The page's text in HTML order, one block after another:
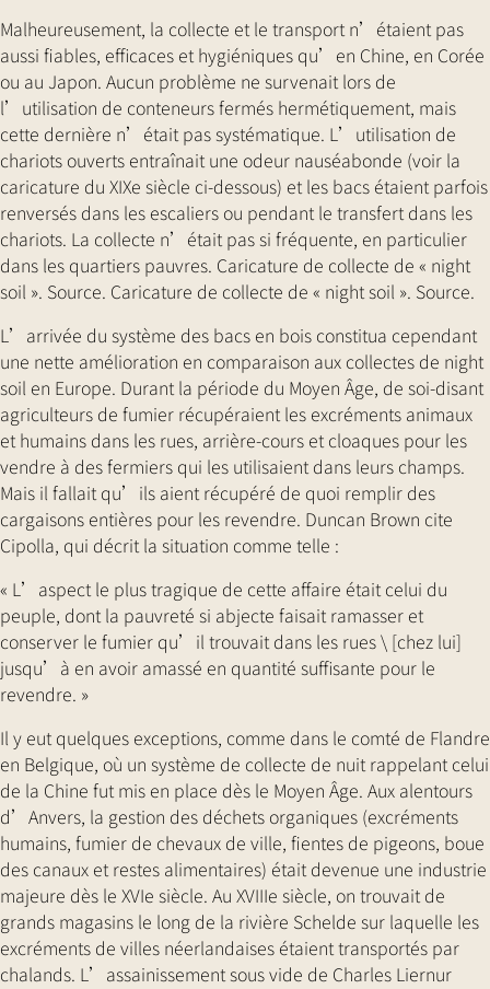
Malheureusement, la collecte et le transport n’étaient pas
aussi fiables, efficaces et hygiéniques qu’en Chine, en Corée
ou au Japon. Aucun problème ne survenait lors de
l’utilisation de conteneurs fermés hermétiquement, mais
cette dernière n’était pas systématique. L’utilisation de
chariots ouverts entraînait une odeur nauséabonde (voir la
caricature du XIXe siècle ci-dessous) et les bacs étaient parfois
renversés dans les escaliers ou pendant le transfert dans les
chariots. La collecte n’était pas si fréquente, en particulier
dans les quartiers pauvres. Caricature de collecte de « night
soil ». Source. Caricature de collecte de « night soil ». Source.
L’arrivée du système des bacs en bois constitua cependant
une nette amélioration en comparaison aux collectes de night
soil en Europe. Durant la période du Moyen Âge, de soi-disant
agriculteurs de fumier récupéraient les excréments animaux
et humains dans les rues, arrière-cours et cloaques pour les
vendre à des fermiers qui les utilisaient dans leurs champs.
Mais il fallait qu’ils aient récupéré de quoi remplir des
cargaisons entières pour les revendre. Duncan Brown cite
Cipolla, qui décrit la situation comme telle :
« L’aspect le plus tragique de cette affaire était celui du
peuple, dont la pauvreté si abjecte faisait ramasser et
conserver le fumier qu’il trouvait dans les rues \ [chez lui]
jusqu’à en avoir amassé en quantité suffisante pour le
revendre. »
Il y eut quelques exceptions, comme dans le comté de Flandre
en Belgique, où un système de collecte de nuit rappelant celui
de la Chine fut mis en place dès le Moyen Âge. Aux alentours
d’Anvers, la gestion des déchets organiques (excréments
humains, fumier de chevaux de ville, fientes de pigeons, boue
des canaux et restes alimentaires) était devenue une industrie
majeure dès le XVIe siècle. Au XVIIIe siècle, on trouvait de
grands magasins le long de la rivière Schelde sur laquelle les
excréments de villes néerlandaises étaient transportés par
chalands. L’assainissement sous vide de Charles Liernur